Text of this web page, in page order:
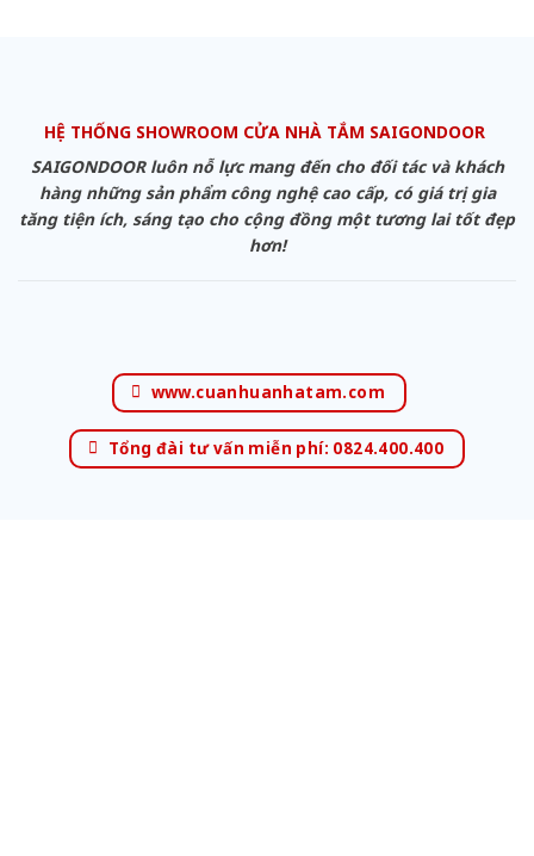
HỆ THỐNG SHOWROOM CỬA NHÀ TẮM SAIGONDOOR
SAIGONDOOR luôn nỗ lực mang đến cho đối tác và khách
hàng những sản phẩm công nghệ cao cấp, có giá trị gia
tăng tiện ích, sáng tạo cho cộng đồng một tương lai tốt đẹp
hơn!
www.cuanhuanhatam.com
Tổng đài tư vấn miễn phí: 0824.400.400